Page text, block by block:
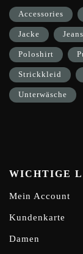
Accessories
Jacke Jeans
Poloshirt
Strickkleid
Unterwäsche
WICHTIGE
Mein Account
Kundenkarte
Damen